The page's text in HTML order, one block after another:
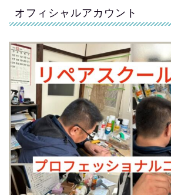
オフィシャルアカウント